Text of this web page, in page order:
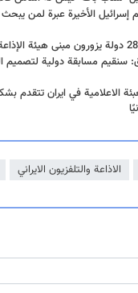
إسرائيل الأخيرة عبرة لمن
سنقيم مسابقة دولية لتصميم
الاذاعة والتلفزيون الايراني